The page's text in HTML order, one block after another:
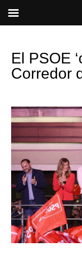
El PSOE
Corredor